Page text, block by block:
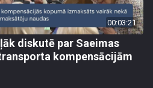
00:03:21
diskutē par Saeimas
kompensācijām